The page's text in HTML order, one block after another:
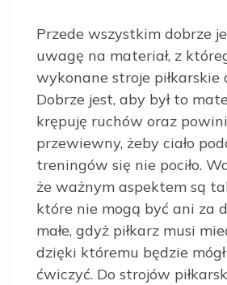
Przede wszystkim dobrze
uwagę na materiał, z
wykonane stroje piłkarskie
Dobrze jest, aby był to
krępuję ruchów oraz
przewiewny, żeby ciało
treningów się nie pociło.
że ważnym aspektem są
które nie mogą być ani za
małe, gdyż piłkarz musi
dzięki któremu będzie
ćwiczyć. Do strojów